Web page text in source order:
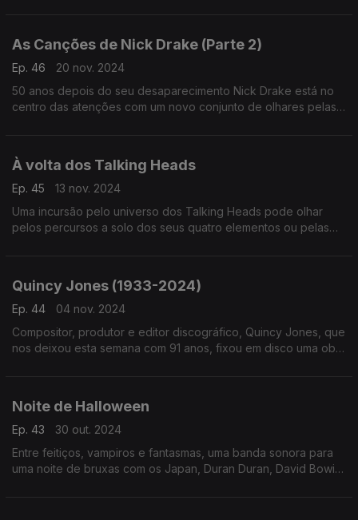
As Canções de Nick Drake (Parte 2)
Ep. 46
20 nov. 2024
50 anos depois do seu desaparecimento Nick Drake está no
centro das atenções com um novo conjunto de olhares pelas
À volta dos Talking Heads
Ep. 45
13 nov. 2024
Uma incursão pelo universo dos Talking Heads pode olhar
pelos percursos a solo dos seus quatro elementos ou pelas
Quincy Jones (1933-2024)
Ep. 44
04 nov. 2024
Compositor, produtor e editor discográfico, Quincy Jones, que
nos deixou esta semana com 91 anos, fixou em disco uma obra
Noite de Halloween
Ep. 43
30 out. 2024
Entre feitiços, vampiros e fantasmas, uma banda sonora para
uma noite de bruxas com os Japan, Duran Duran, David Bowie,